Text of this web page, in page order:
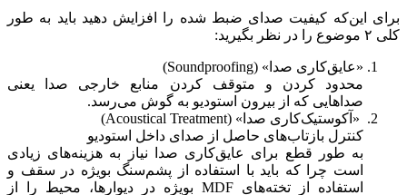
برای این‌که کیفیت صدای ضبط شده را افزایش دهید باید به طور
کلی ۲ موضوع را در نظر بگیرید:
«عایق‌کاری صدا» (Soundproofing)
محدود کردن و متوقف کردن منابع خارجی صدا یعنی
صداهایی که از بیرون استودیو به گوش می‌رسد.
«آکوستیک‌کاری صدا» (Acoustical Treatment)
کنترل بازتاب‌های حاصل از صدای داخل استودیو
به طور قطع برای عایق‌کاری صدا نیاز به هزینه‌های زیادی
است چرا که باید با استفاده از پشم‌سنگ بویژه در سقف و
استفاده از تخته‌های MDF بویژه در دیوارها، محیط را از